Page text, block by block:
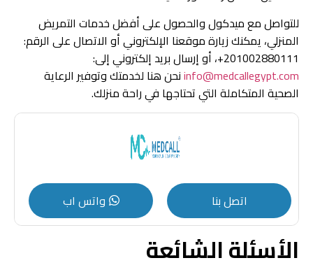
للتواصل مع ميدكول والحصول على أفضل خدمات التمريض
المنزلي، يمكنك زيارة موقعنا الإلكتروني أو الاتصال على الرقم:
201002880111+، أو إرسال بريد إلكتروني إلى:
info@medcallegypt.comنحن هنا لخدمتك وتوفير الرعاية
الصحية المتكاملة التي تحتاجها في راحة منزلك.
اتصل بنا واتس اب
الأسئلة الشائعة